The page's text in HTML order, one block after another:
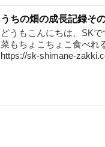
うちの畑の成長記録そ
どうもこんにちは、SK
菜もちょこちょこ食べれ
https://sk-shimane-